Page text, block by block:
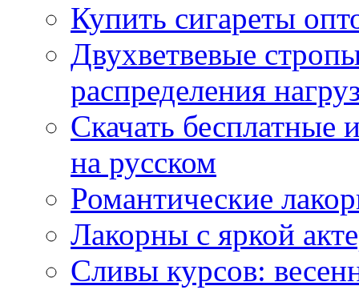
Купить сигареты
Двухветвевые
распределения
Скачать
на русском
Романтические
Лакорны с яркой
Сливы курсов: